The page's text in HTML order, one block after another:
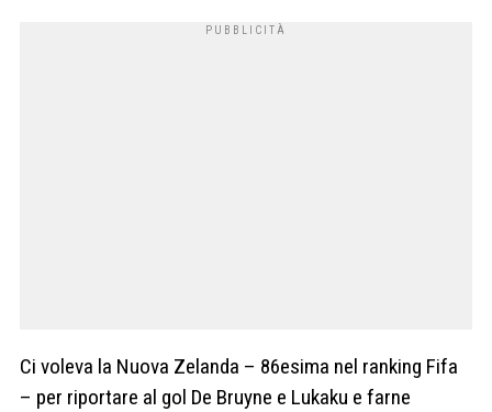
Ci voleva la Nuova Zelanda – 86esima nel ranking Fifa
– per riportare al gol De Bruyne e Lukaku e farne